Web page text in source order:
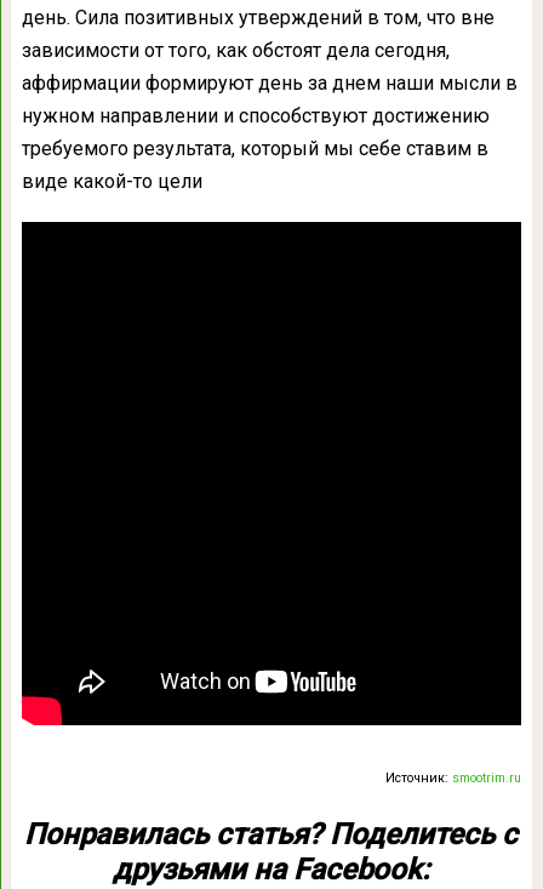
день. Сила позитивных утверждений в том, что вне
зависимости от того, как обстоят дела сегодня,
аффирмации формируют день за днем наши мысли в
нужном направлении и способствуют достижению
требуемого результата, который мы себе ставим в
виде какой-то цели
Источник: smootrim.ru
Понравилась статья? Поделитесь с
друзьями на Facebook: